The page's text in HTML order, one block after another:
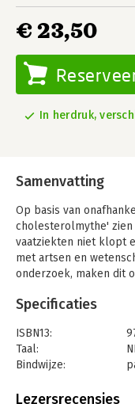
€ 23,50
In herdruk,
Samenvatting
Op basis van
cholesterolmythe' zien
vaatziekten niet klopt
met artsen en
onderzoek, maken dit
1. Opkomst en
3. Wat je zelf kunt
vaten
Het derde deel biedt
vaatziekten. Dit is
Specificaties
ISBN13:
Taal:
Bindwijze:
Uitgever:
Lezersrecensies